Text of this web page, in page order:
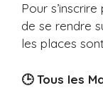
Pour
de se rendre
les places
🕒 Tous les